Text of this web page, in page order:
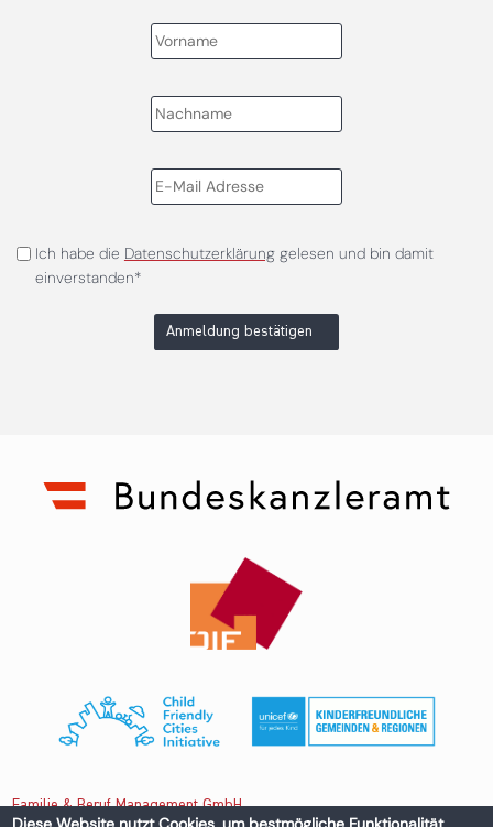
Ich habe die Datenschutzerklärunggelesen und bin damit
einverstanden*
Anmeldung bestätigen
Familie & Beruf Management GmbH